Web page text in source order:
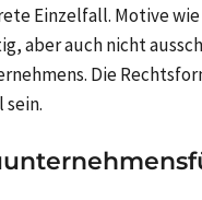
Einzelfall. Motive
aber auch nicht
Die